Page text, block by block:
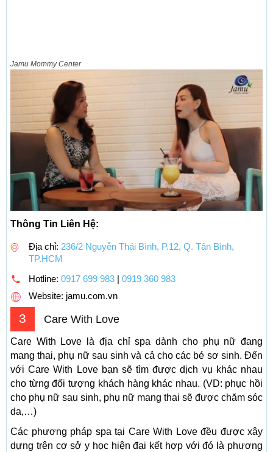
Jamu Mommy Center
Thông Tin Liên Hệ:
Địa chỉ: 236/2 Nguyễn Thái Bình, P.12, Q. Tân Bình,
TP.HCM
Hotline: 0917 699 983 | 0919 360 983
Website: jamu.com.vn
3 Care With Love
Care With Love là địa chỉ spa dành cho phụ nữ đang
mang thai, phụ nữ sau sinh và cả cho các bé sơ sinh. Đến
với Care With Love bạn sẽ tìm được dịch vụ khác nhau
cho từng đối tượng khách hàng khác nhau. (VD: phục hồi
cho phụ nữ sau sinh, phụ nữ mang thai sẽ được chăm sóc
da,…)
Các phương pháp spa tại Care With Love đều được xây
dựng trên cơ sở y học hiện đại kết hợp với đó là phương